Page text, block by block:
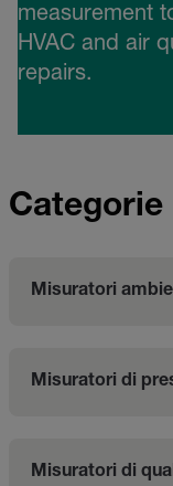
measurement
HVAC and air
repairs.
Categorie
Misuratori
Misuratori di
Misuratori di